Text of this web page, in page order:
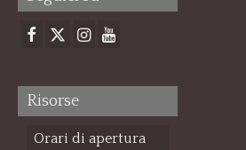
Risorse
Orari di apertura